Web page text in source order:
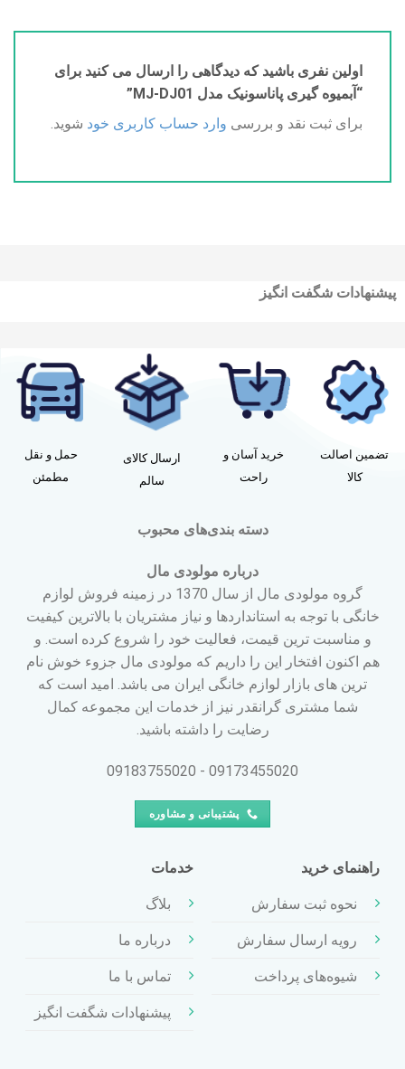
اولین نفری باشید که دیدگاهی را ارسال می کنید برای
“آبمیوه گیری پاناسونیک مدل MJ-DJ01”
برای ثبت نقد و بررسی وارد حساب کاربری خود شوید.
پیشنهادات شگفت انگیز
تضمین اصالت
کالا
خرید آسان و
راحت
ارسال کالای
سالم
حمل و نقل
مطمئن
دسته بندی‌های محبوب
درباره مولودی مال
گروه مولودی مال از سال 1370 در زمینه فروش لوازم
خانگی با توجه به استانداردها و نیاز مشتریان با بالاترین کیفیت
و مناسبت ترین قیمت، فعالیت خود را شروع کرده است. و
هم اکنون افتخار این را داریم که مولودی مال جزوء خوش نام
ترین های بازار لوازم خانگی ایران می باشد. امید است که
شما مشتری گرانقدر نیز از خدمات این مجموعه کمال
رضایت را داشته باشید.
09173455020 - 09183755020
پشتیبانی و مشاوره
راهنمای خرید
نحوه ثبت سفارش
رویه ارسال سفارش
شیوه‌های پرداخت
خدمات
بلاگ
درباره ما
تماس با ما
پیشنهادات شگفت انگیز